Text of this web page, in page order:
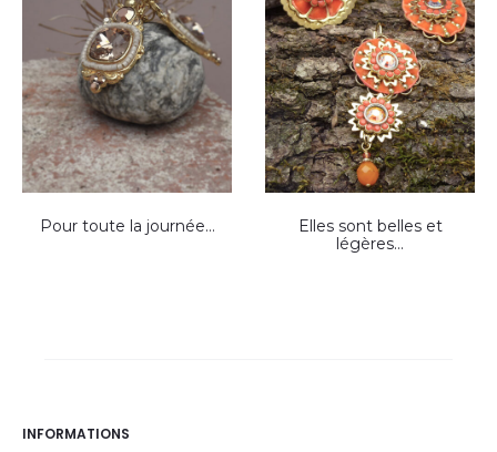
Pour toute la journée…
Elles sont belles et
légères…
INFORMATIONS